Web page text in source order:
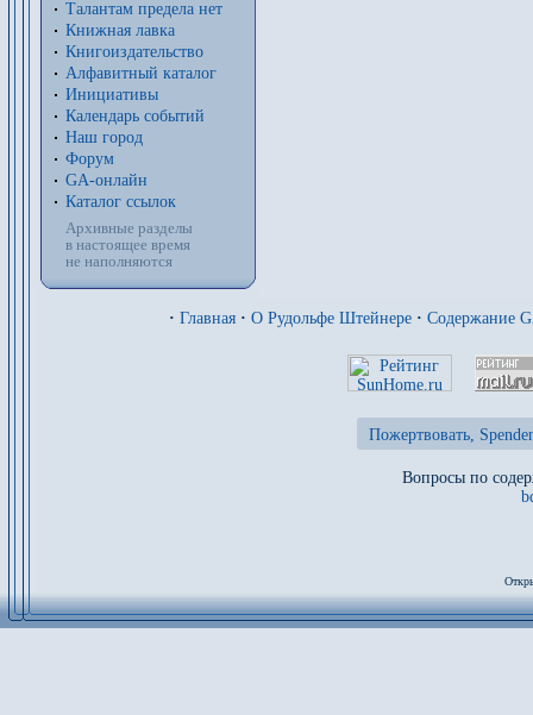
Талантам предела нет
Книжная лавка
Книгоиздательство
Алфавитный каталог
Инициативы
Календарь событий
Наш город
Форум
GA-онлайн
Каталог ссылок
Архивные разделы
в настоящее время
не наполняются
· Главная · О Рудольфе Штейнере · Содержание
Пожертвовать,
Вопросы по